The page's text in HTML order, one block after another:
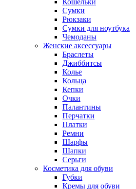
Сумки
Рюкзаки
Сумки для ноутбука
Чемоданы
Женские аксессуары
Браслеты
Джиббитсы
Колье
Кольца
Кепки
Очки
Палантины
Перчатки
Платки
Ремни
Шарфы
Шапки
Серьги
Косметика для обуви
Губки
Кремы для обуви